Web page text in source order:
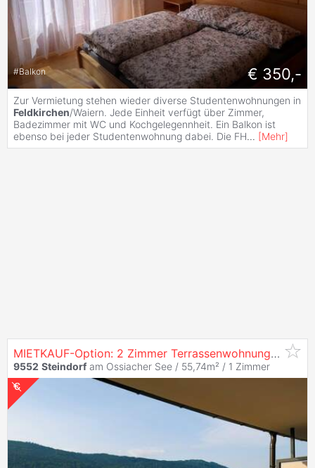
#Balkon € 350,-
Zur Vermietung stehen wieder diverse Studentenwohnungen in
Feldkirchen/Waiern. Jede Einheit verfügt über Zimmer,
Badezimmer mit WC und Kochgelegennheit. Ein Balkon ist
ebenso bei jeder Studentenwohnung dabei. Die FH... [Mehr]
MIETKAUF-Option: 2 Zimmer Terrassenwohnung mit Seeblick & Seezugang
9552 Steindorf am Ossiacher See / 55,74m² / 1 Zimmer